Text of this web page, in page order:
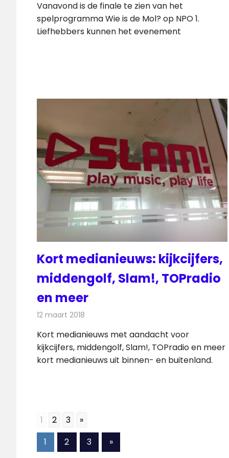
Vanavond is de finale te zien van het
spelprogramma Wie is de Mol? op NPO 1.
Liefhebbers kunnen het evenement
Kort medianieuws: kijkcijfers,
middengolf, Slam!, TOPradio
en meer
12 maart 2018
Kort medianieuws met aandacht voor
kijkcijfers, middengolf, Slam!, TOPradio en meer
kort medianieuws uit binnen- en buitenland.
1 2 3 »
Berichten
1 2 3
Volgende
berichten
»